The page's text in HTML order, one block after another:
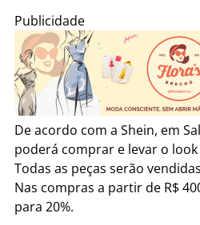
Publicidade
De acordo com a Shein, em
poderá comprar e levar o
Todas as peças serão
Nas compras a partir de R$
para 20%.